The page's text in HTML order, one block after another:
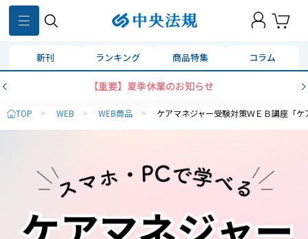
新刊 ランキング 商品特集 コラム
【重要】夏季休業のお知らせ
TOP > WEB > WEB商品 > ケアマネジャー受験対策ＷＥＢ講座「